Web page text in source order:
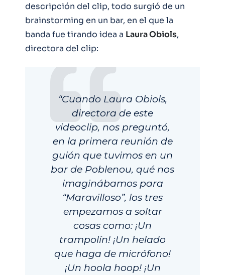
descripción del clip, todo surgió de un
brainstorming en un bar, en el que la
banda fue tirando idea a Laura Obiols,
directora del clip:
“Cuando Laura Obiols,
directora de este
videoclip, nos preguntó,
en la primera reunión de
guión que tuvimos en un
bar de Poblenou, qué nos
imaginábamos para
“Maravilloso”, los tres
empezamos a soltar
cosas como: ¡Un
trampolín! ¡Un helado
que haga de micrófono!
¡Un hoola hoop! ¡Un